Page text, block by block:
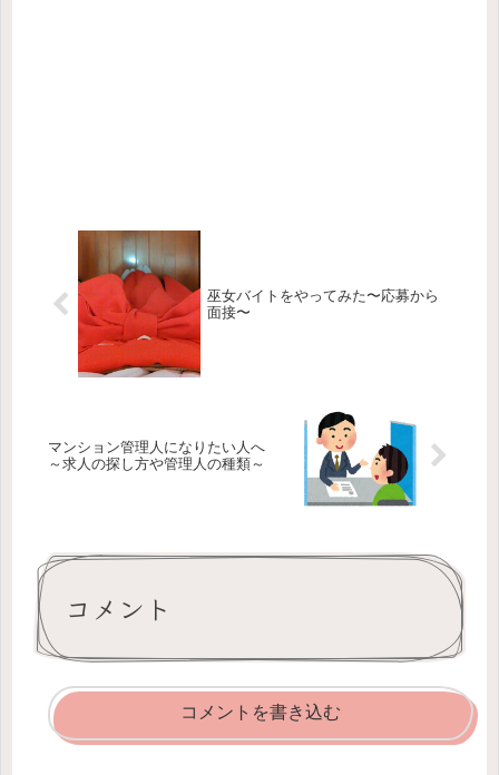
巫女バイトをやってみた〜応募から
面接〜
マンション管理人になりたい人へ
～求人の探し方や管理人の種類～
コメント
コメントを書き込む